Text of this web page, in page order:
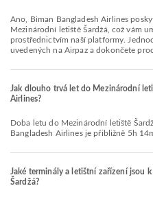
Ano, Biman Bangladesh Airlines poskytuje online odbavení letů na letiště
Mezinárodní letiště Šardžá, což vám
prostřednictvím naší platformy.
uvedených na Airpaz a dokončete
Jak dlouho trvá let do Mezinárodní
Airlines?
Doba letu do Mezinárodní letiště Šardžá (SHJ) se společností Biman
Bangladesh Airlines je přibližně 5h
Jaké terminály a letištní zařízení jsou
Šardžá?